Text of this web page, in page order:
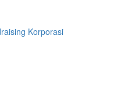
Korporasi